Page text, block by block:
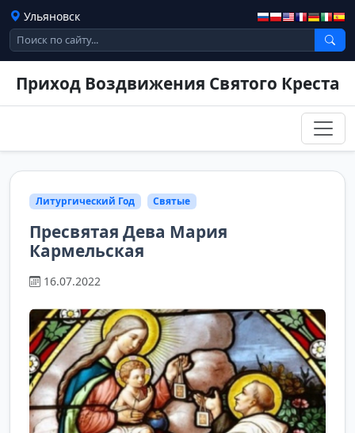
Ульяновск
Приход Воздвижения Святого Креста
Литургический Год Святые
Пресвятая Дева Мария
Кармельская
16.07.2022